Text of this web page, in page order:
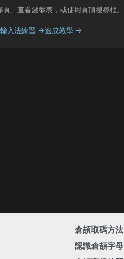
、查看鍵盤表，或使用頁頂搜尋框。
入法練習 →速成教學 →
倉頡取碼方法
認識倉頡字母